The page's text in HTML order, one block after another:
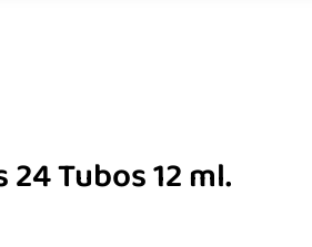
Tubos 12 ml.